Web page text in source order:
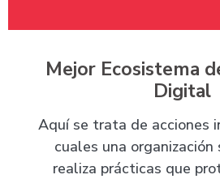
Mejor Ecosistema
Digital
Aquí se trata de acciones
cuales una organización
realiza prácticas que